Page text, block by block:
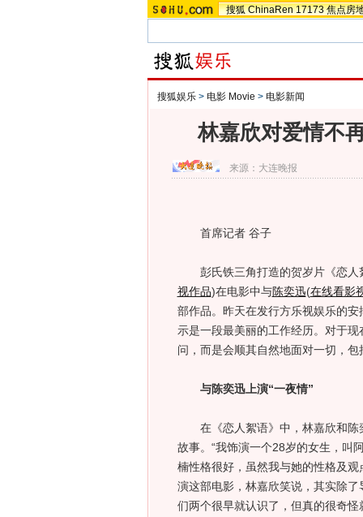
搜狐 ChinaRen 17173 焦点房
搜狐娱乐 > 电影 Movie > 电影新闻
林嘉欣对爱情不
来源： 大连晚报
首席记者 谷子
彭氏铁三角打造的贺岁片《恋人
视作品)在电影中与陈奕迅(在线看影
部作品。昨天在发行方乐视娱乐的
示是一段最美丽的工作经历。对于
问，而是会顺其自然地面对一切，
与陈奕迅上演“一夜情”
在《恋人絮语》中，林嘉欣和陈
故事。“我饰演一个28岁的女生，叫
楠性格很好，虽然我与她的性格及
演这部电影，林嘉欣笑说，其实除
们两个很早就认识了，但真的很奇